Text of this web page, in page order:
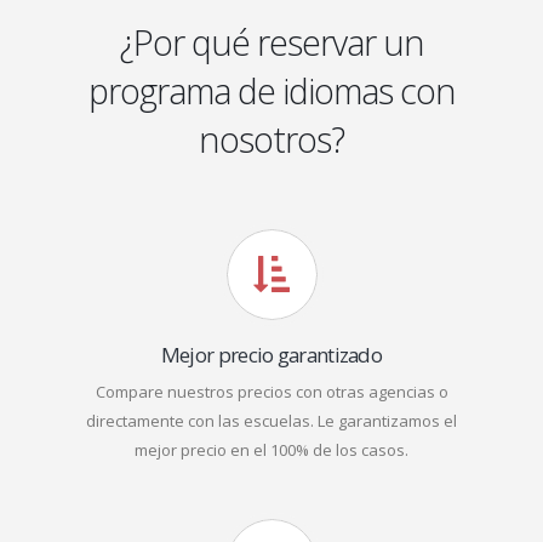
¿Por qué reservar un
programa de idiomas con
nosotros?
Mejor precio garantizado
Compare nuestros precios con otras agencias o
directamente con las escuelas. Le garantizamos el
mejor precio en el 100% de los casos.